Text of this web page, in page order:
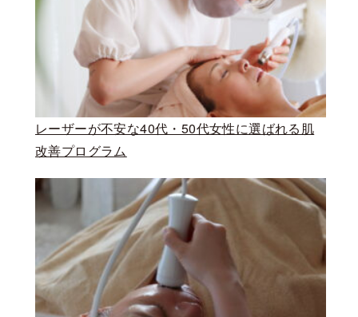
レーザーが不安な40代・50代女性に選ばれる肌
改善プログラム